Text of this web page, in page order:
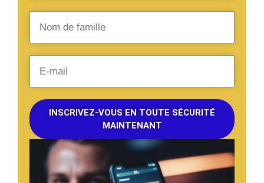
INSCRIVEZ-VOUS EN TOUTE SÉCURITÉ
MAINTENANT